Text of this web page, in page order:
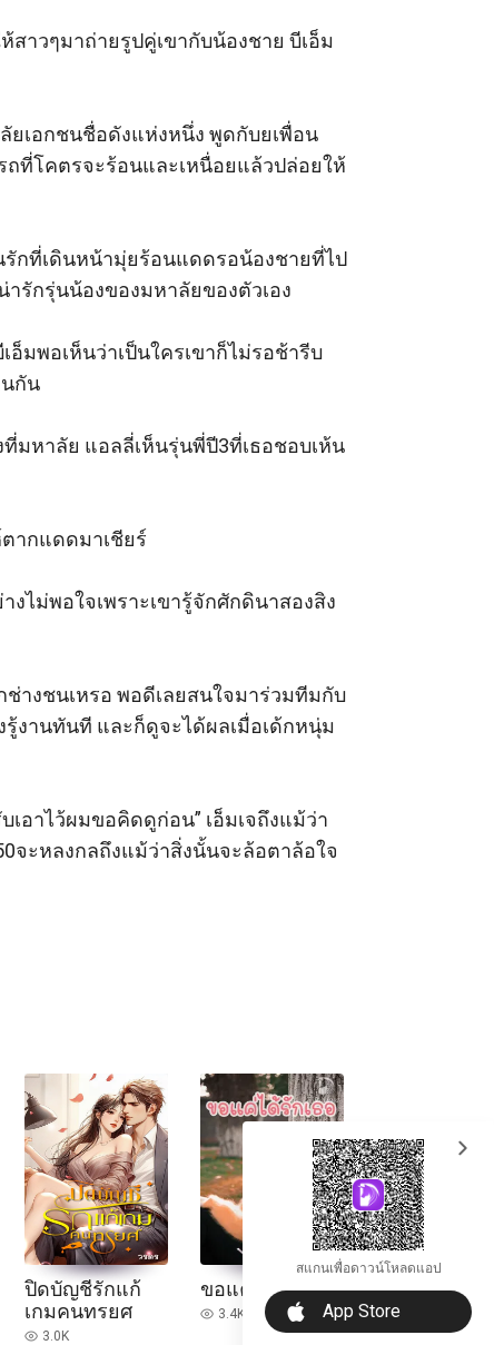
าวๆมาถ่ายรูปคู่เขากับน้องชาย บีเอ็ม
ยเอกชนชื่อดังแห่งหนึ่ง พูดกับยเพื่อน
ถที่โคตรจะร้อนและเหนื่อยแล้วปล่อยให้
กที่เดินหน้ามุ่ยร้อนแดดรอน้องชายที่ไป
รักรุ่นน้องของมหาลัยของตัวเอง
มพอเห็นว่าเป็นใครเขาก็ไม่รอช้ารีบ
นกัน
มหาลัย แอลลี่เห็นรุ่นพี่ปี3ที่เธอชอบเห้น
ากแดดมาเชียร์
งไม่พอใจเพราะเขารู้จักศักดินาสองสิง
ช่างชนเหรอ พอดีเลยสนใจมาร่วมทีมกับ
งานทันที และก็ดูจะได้ผลเมื่อเด้กหนุ่ม
อาไว้ผมขอคิดดูก่อน” เอ็มเจถึงแม้ว่า
จะหลงกลถึงแม้ว่าสิ่งนั้นจะล้อตาล้อใจ
ปิดบัญชีรักแก้
เกมคนทรยศ
read 3.0K
ขอแค่ได้รักเธอ
read 3.4K
expand_more
สแกนเพื่อดาวน์โหลดแอป
download_ios App Store